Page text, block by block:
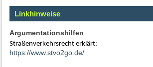
Linkhinweise
Argumentationshilfen
Straßenverkehrsrecht erklärt:
https://www.stvo2go.de/